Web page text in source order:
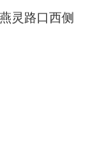
灵路口西侧